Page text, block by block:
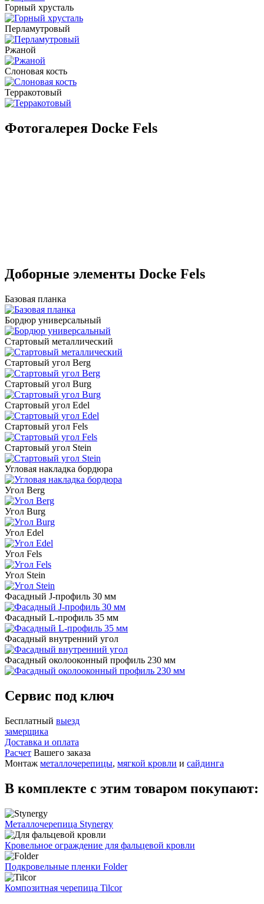
Горный хрусталь
Перламутровый
Ржаной
Слоновая кость
Терракотовый
Фотогалерея Docke Fels
Доборные элементы Docke Fels
Базовая планка
Бордюр универсальный
Стартовый металлический
Стартовый угол Berg
Стартовый угол Burg
Стартовый угол Edel
Стартовый угол Fels
Стартовый угол Stein
Угловая накладка бордюра
Угол Berg
Угол Burg
Угол Edel
Угол Fels
Угол Stein
Фасадный J-профиль 30 мм
Фасадный L-профиль 35 мм
Фасадный внутренний угол
Фасадный околооконный профиль 230 мм
Сервис под ключ
Бесплатный выезд
замерщика
Доставка и оплата
Расчет Вашего заказа
Монтаж металлочерепицы, мягкой кровли и сайдинга
В комплекте с этим товаром покупают:
Металлочерепица Stynergy
Кровельное ограждение для фальцевой кровли
Подкровельные пленки Folder
Композитная черепица Tilcor